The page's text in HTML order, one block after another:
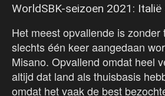
WorldSBK-seizoen 2021:
Het meest opvallende is zonder
slechts één keer aangedaan
Misano. Opvallend omdat heel
altijd dat land als thuisbasis
omdat het vaak de best